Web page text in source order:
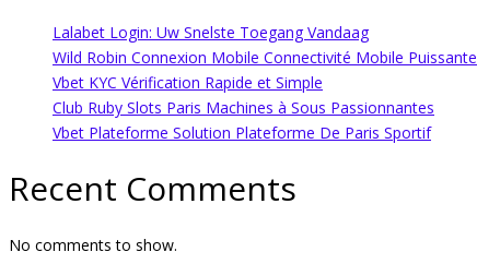
Lalabet Login: Uw Snelste Toegang Vandaag
Wild Robin Connexion Mobile Connectivité Mobile Puissante
Vbet KYC Vérification Rapide et Simple
Club Ruby Slots Paris Machines à Sous Passionnantes
Vbet Plateforme Solution Plateforme De Paris Sportif
Recent Comments
No comments to show.